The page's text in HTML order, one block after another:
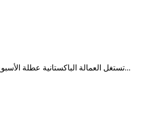
تستغل العمالة الباكستانية عطلة الأسبوع، في ممارسة هواية لعبة الكريكيت، والتي تعد اللعبة الشعبية الأولى لهم في باكستان، ورصدت...